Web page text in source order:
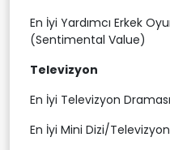
En İyi Yardımcı Erkek
(Sentimental Value)
Televizyon
En İyi Televizyon
En İyi Mini Dizi/